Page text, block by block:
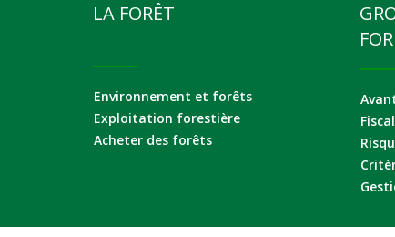
LA FORÊT
Environnement et forêts
Exploitation forestière
Acheter des forêts